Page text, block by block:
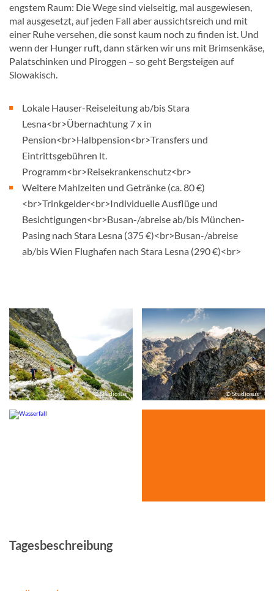
engstem Raum: Die Wege sind vielseitig, mal ausgewiesen,
mal ausgesetzt, auf jeden Fall aber aussichtsreich und mit
einer Ruhe versehen, die sonst kaum noch zu finden ist. Und
wenn der Hunger ruft, dann stärken wir uns mit Brimsenkäse,
Palatschinken und Piroggen – so geht Bergsteigen auf
Slowakisch.
Lokale Hauser-Reiseleitung ab/bis Stara
Lesna<br>Übernachtung 7 x in
Pension<br>Halbpension<br>Transfers und
Eintrittsgebühren lt.
Programm<br>Reisekrankenschutz<br>
Weitere Mahlzeiten und Getränke (ca. 80 €)
<br>Trinkgelder<br>Individuelle Ausflüge und
Besichtigungen<br>Busan-/abreise ab/bis München-
Pasing nach Stara Lesna (375 €)<br>Busan-/abreise
ab/bis Wien Flughafen nach Stara Lesna (290 €)<br>
© Studiosus © Studiosus
Tagesbeschreibung